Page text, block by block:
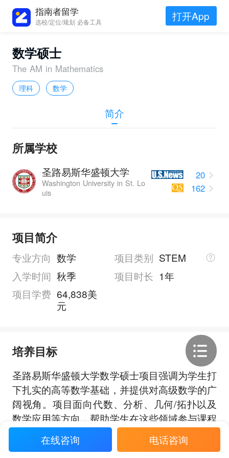
指南者留学
选校/定位/规划 必备工具 打开App
数学硕士
The AM in Mathematics
理科 数学
简介
所属学校
圣路易斯华盛顿大学
Washington University in St. Lo
uis
20
162
项目简介
专业方向 数学 项目类别 STEM
入学时间 秋季 项目时长 1年
项目学费 64,838美
元
培养目标
圣路易斯华盛顿大学数学硕士项目强调为学生打
下扎实的高等数学基础，并提供对高级数学的广
阔视角。项目面向代数、分析、几何/拓扑以及
数学应用等方向，帮助学生在这些领域参与课程
学习和学术训练。
项目通过大量标准课与专题研究生课程、研讨会
在线咨询 电话咨询